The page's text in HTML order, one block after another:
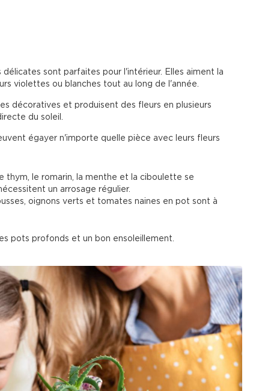
délicates sont parfaites pour l'intérieur. Elles aiment la
violettes ou blanches tout au long de l'année.
décoratives et produisent des fleurs en plusieurs
du soleil.
égayer n'importe quelle pièce avec leurs fleurs
thym, le romarin, la menthe et la ciboulette se
un arrosage régulier.
oignons verts et tomates naines en pot sont à
pots profonds et un bon ensoleillement.